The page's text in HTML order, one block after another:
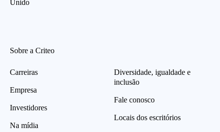
Unido
Sobre a Criteo
Carreiras
Empresa
Investidores
Na mídia
Diversidade, igualdade e
inclusão
Fale conosco
Locais dos escritórios